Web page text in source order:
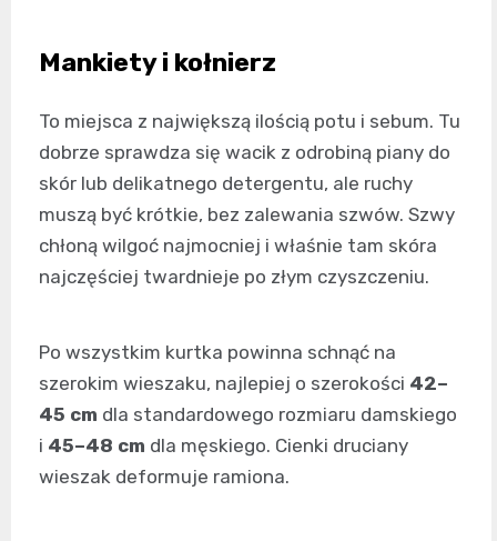
Mankiety i kołnierz
To miejsca z największą ilością potu i sebum. Tu
dobrze sprawdza się wacik z odrobiną piany do
skór lub delikatnego detergentu, ale ruchy
muszą być krótkie, bez zalewania szwów. Szwy
chłoną wilgoć najmocniej i właśnie tam skóra
najczęściej twardnieje po złym czyszczeniu.
Po wszystkim kurtka powinna schnąć na
szerokim wieszaku, najlepiej o szerokości 42–
45 cm dla standardowego rozmiaru damskiego
i 45–48 cm dla męskiego. Cienki druciany
wieszak deformuje ramiona.